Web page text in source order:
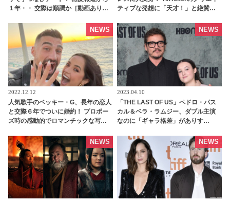
１年・・ 交際は順調か［動画あり］ -
ティブな発想に「天才！」と絶賛の
2022.12.12
人気歌手のベッキー・G、長年の恋人
と交際６年でついに婚約！ プロポー
ズ時の感動的でロマンチックな写真
NEWS
2023.04.10
「THE LAST OF US」ペドロ・パス
カル＆ベラ・ラムジー、ダブル主演
なのに「ギャラ格差」がありす
オドロキの声 - tvgroove
NEWS
NEWS NEWS